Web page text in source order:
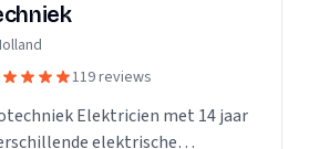
119 reviews
Elektricien met 14 jaar
elektrische